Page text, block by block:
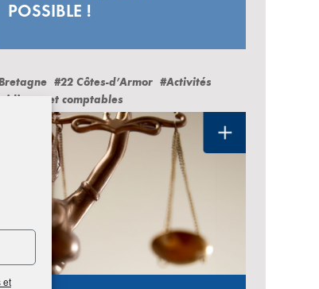
et
POSSIBLE !
#22 Côtes-d’Armor #Activités
et comptables